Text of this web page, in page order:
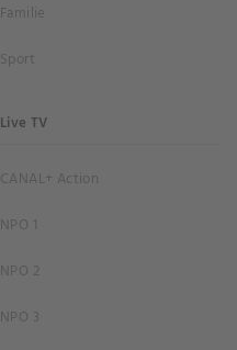
Familie
Sport
Live TV
CANAL+ Action
NPO 1
NPO 2
NPO 3